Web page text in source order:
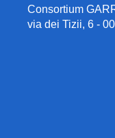
Consortium
via dei Tizii, 6 -